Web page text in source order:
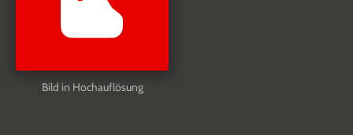
Bild in Hochauflösung